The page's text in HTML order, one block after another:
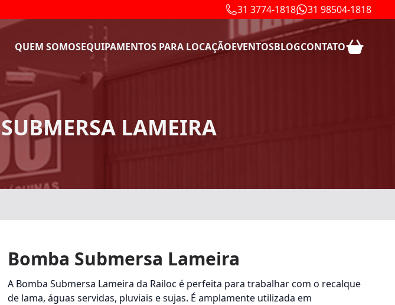
31 3774-1818 31 98504-1818
QUEM SOMOSEQUIPAMENTOS PARA LOCAÇÃOEVENTOSBLOGCONTATO
LAMEIRA
Bomba Submersa Lameira
A Bomba Submersa Lameira da Railoc é perfeita para trabalhar com o recalque
de lama, águas servidas, pluviais e sujas. É amplamente utilizada em